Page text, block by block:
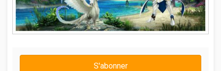
S'abonner